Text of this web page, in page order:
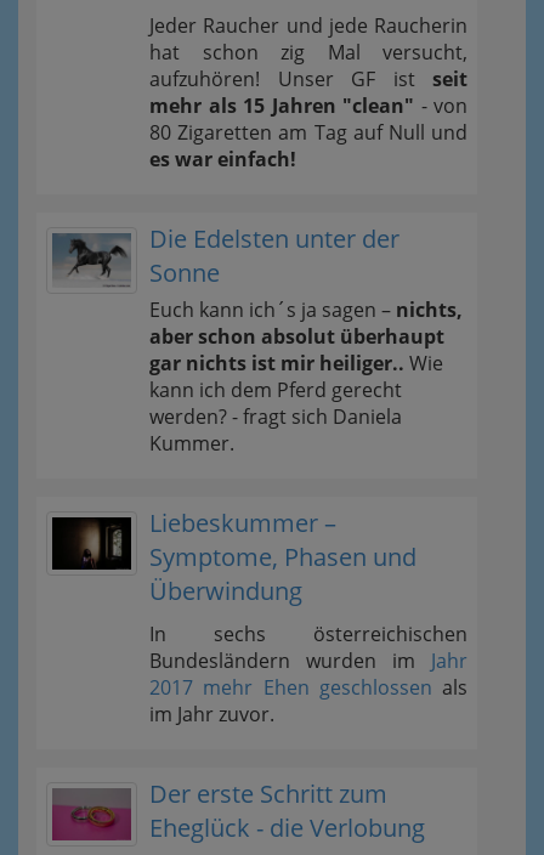
Jeder Raucher und jede Raucherin
hat schon zig Mal versucht,
aufzuhören! Unser GF ist seit
mehr als 15 Jahren "clean" - von
80 Zigaretten am Tag auf Null und
es war einfach!
Die Edelsten unter der
Sonne
Euch kann ich´s ja sagen – nichts,
aber schon absolut überhaupt
gar nichts ist mir heiliger.. Wie
kann ich dem Pferd gerecht
werden? - fragt sich Daniela
Kummer.
Liebeskummer –
Symptome, Phasen und
Überwindung
In sechs österreichischen
Bundesländern wurden im Jahr
2017 mehr Ehen geschlossen als
im Jahr zuvor.
Der erste Schritt zum
Eheglück - die Verlobung